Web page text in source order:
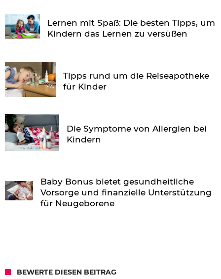
Lernen mit Spaß: Die besten Tipps, um
Kindern das Lernen zu versüßen
Tipps rund um die Reiseapotheke
für Kinder
Die Symptome von Allergien bei
Kindern
Baby Bonus bietet gesundheitliche
Vorsorge und finanzielle Unterstützung
für Neugeborene
BEWERTE DIESEN BEITRAG